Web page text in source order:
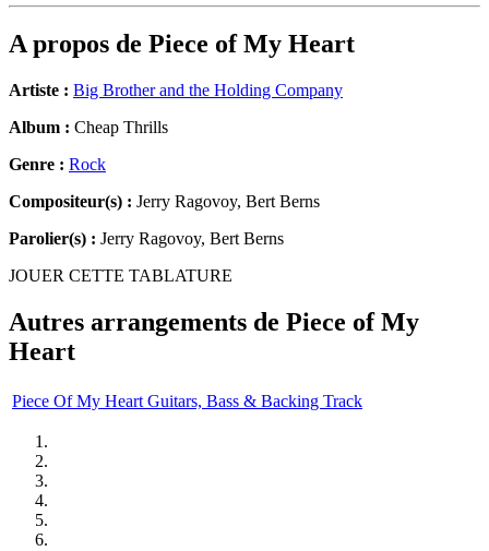
A propos de Piece of My Heart
Artiste : Big Brother and the Holding Company
Album : Cheap Thrills
Genre : Rock
Compositeur(s) : Jerry Ragovoy, Bert Berns
Parolier(s) : Jerry Ragovoy, Bert Berns
JOUER CETTE TABLATURE
Autres arrangements de Piece of My
Heart
Piece Of My Heart Guitars, Bass & Backing Track